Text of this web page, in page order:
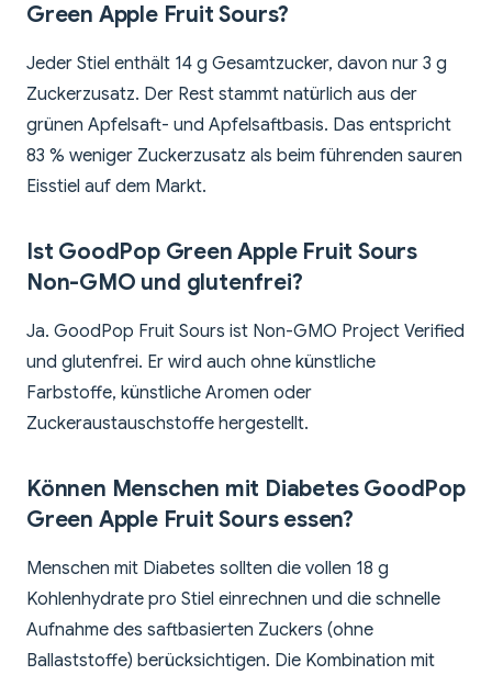
Green Apple Fruit Sours?
Jeder Stiel enthält 14 g Gesamtzucker, davon nur 3 g
Zuckerzusatz. Der Rest stammt natürlich aus der
grünen Apfelsaft- und Apfelsaftbasis. Das entspricht
83 % weniger Zuckerzusatz als beim führenden sauren
Eisstiel auf dem Markt.
Ist GoodPop Green Apple Fruit Sours
Non-GMO und glutenfrei?
Ja. GoodPop Fruit Sours ist Non-GMO Project Verified
und glutenfrei. Er wird auch ohne künstliche
Farbstoffe, künstliche Aromen oder
Zuckeraustauschstoffe hergestellt.
Können Menschen mit Diabetes GoodPop
Green Apple Fruit Sours essen?
Menschen mit Diabetes sollten die vollen 18 g
Kohlenhydrate pro Stiel einrechnen und die schnelle
Aufnahme des saftbasierten Zuckers (ohne
Ballaststoffe) berücksichtigen. Die Kombination mit